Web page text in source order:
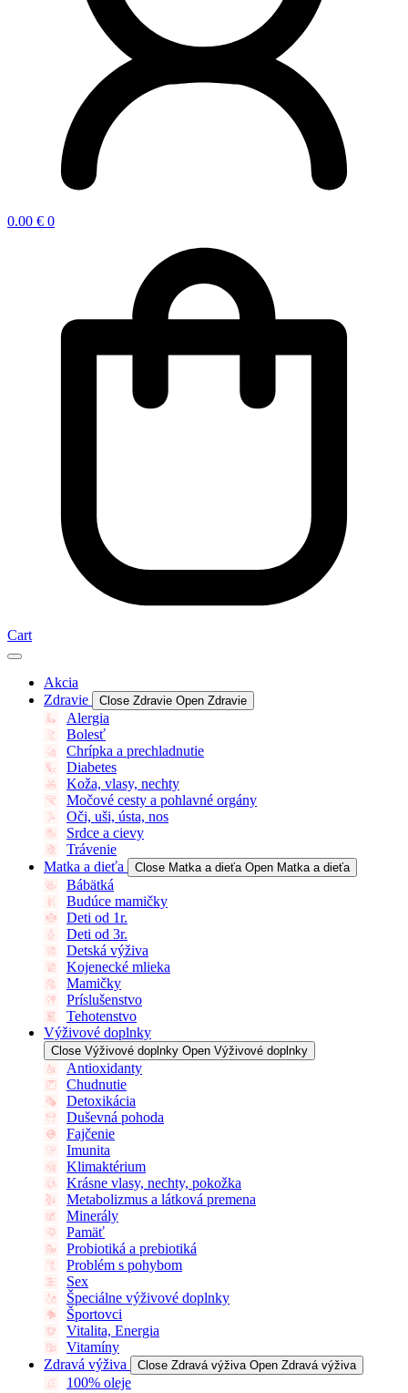
0.00 € 0
Cart
Akcia
Zdravie
Close Zdravie Open Zdravie
Alergia
Bolesť
Chrípka a prechladnutie
Diabetes
Koža, vlasy, nechty
Močové cesty a pohlavné orgány
Oči, uši, ústa, nos
Srdce a cievy
Trávenie
Matka a dieťa
Close Matka a dieťa Open Matka a dieťa
Bábätká
Budúce mamičky
Deti od 1r.
Deti od 3r.
Detská výživa
Kojenecké mlieka
Mamičky
Príslušenstvo
Tehotenstvo
Výživové doplnky
Close Výživové doplnky Open Výživové doplnky
Antioxidanty
Chudnutie
Detoxikácia
Duševná pohoda
Fajčenie
Imunita
Klimaktérium
Krásne vlasy, nechty, pokožka
Metabolizmus a látková premena
Minerály
Pamäť
Probiotiká a prebiotiká
Problém s pohybom
Sex
Špeciálne výživové doplnky
Športovci
Vitalita, Energia
Vitamíny
Zdravá výživa
Close Zdravá výživa Open Zdravá výživa
100% oleje